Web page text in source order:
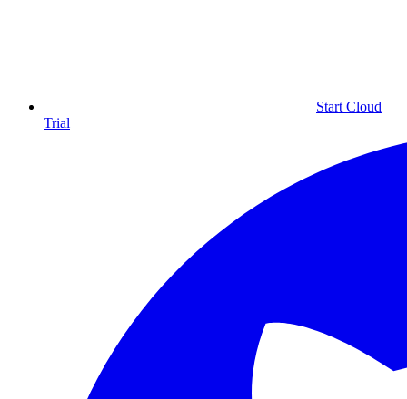
Start Cloud
Trial